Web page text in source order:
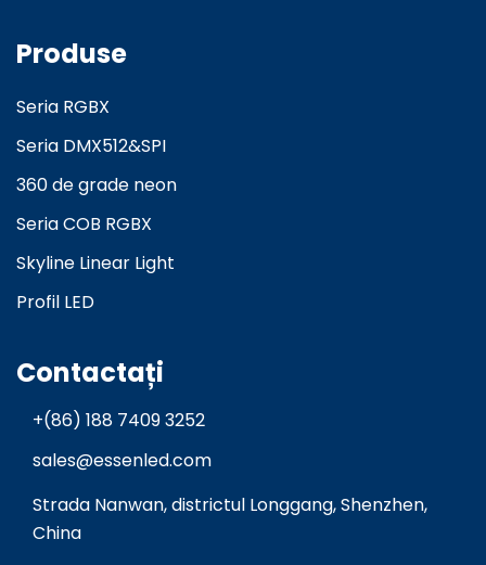
Produse
Seria RGBX
Seria DMX512&SPI
360 de grade neon
Seria COB RGBX
Skyline Linear Light
Profil LED
Contactați
+(86) 188 7409 3252
sales@essenled.com
Strada Nanwan, districtul Longgang, Shenzhen,
China